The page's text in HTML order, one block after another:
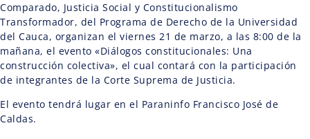
Comparado, Justicia Social y Constitucionalismo
Transformador, del Programa de Derecho de la Universidad
del Cauca, organizan el viernes 21 de marzo, a las 8:00 de la
mañana, el evento «Diálogos constitucionales: Una
construcción colectiva», el cual contará con la participación
de integrantes de la Corte Suprema de Justicia.
El evento tendrá lugar en el Paraninfo Francisco José de
Caldas.